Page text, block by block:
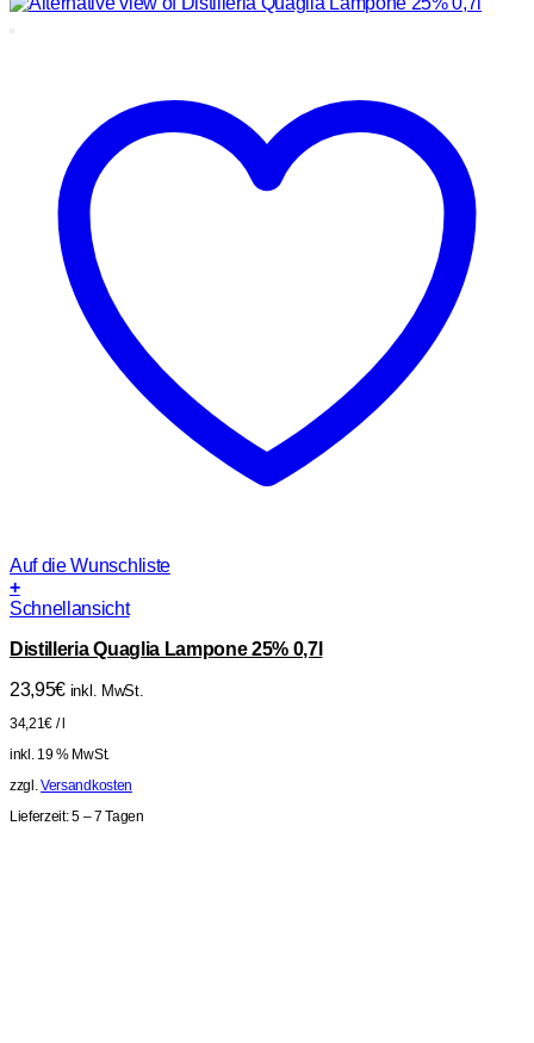
Auf die Wunschliste
+
Schnellansicht
Distilleria Quaglia Lampone 25% 0,7l
23,95€ inkl. MwSt.
34,21€ /l
inkl. 19 % MwSt.
zzgl.Versandkosten
Lieferzeit:5 – 7 Tagen